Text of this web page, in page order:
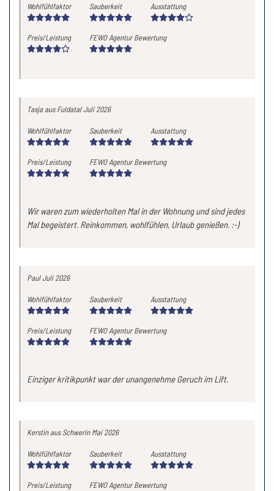
Wohlfühlfaktor Sauberkeit Ausstattung
Preis/Leistung FEWO Agentur Bewertung
Tasjaaus FuldatalJuli 2026
Wohlfühlfaktor Sauberkeit Ausstattung
Preis/Leistung FEWO Agentur Bewertung
Wir waren zum wiederholten Mal in der Wohnung und sind jedes
Mal begeistert. Reinkommen, wohlfühlen, Urlaub genießen. :-)
PaulJuli 2026
Wohlfühlfaktor Sauberkeit Ausstattung
Preis/Leistung FEWO Agentur Bewertung
Einziger kritikpunkt war der unangenehme Geruch im Lift.
Kerstinaus Schwerin Mai 2026
Wohlfühlfaktor Sauberkeit Ausstattung
Preis/Leistung FEWO Agentur Bewertung